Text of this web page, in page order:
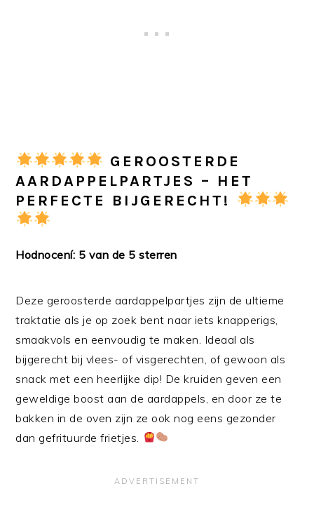
GEROOSTERDE
AARDAPPELPARTJES – HET
PERFECTE BIJGERECHT!
Hodnocení: 5 van de 5 sterren
Deze geroosterde aardappelpartjes zijn de ultieme
traktatie als je op zoek bent naar iets knapperigs,
smaakvols en eenvoudig te maken. Ideaal als
bijgerecht bij vlees- of visgerechten, of gewoon als
snack met een heerlijke dip! De kruiden geven een
geweldige boost aan de aardappels, en door ze te
bakken in de oven zijn ze ook nog eens gezonder
dan gefrituurde frietjes.